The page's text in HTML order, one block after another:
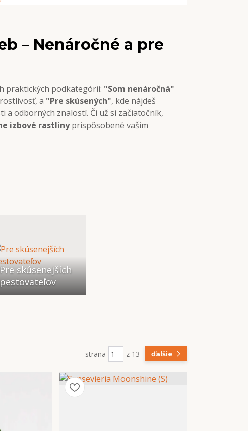
– Nenáročné a pre
praktických podkategórií: "Som nenáročná"
a "Pre skúsených", kde nájdeš
odborných znalostí. Či už si začiatočník,
izbové rastlinyprispôsobené vašim
skúsenejších
strana z 13 ďalšie